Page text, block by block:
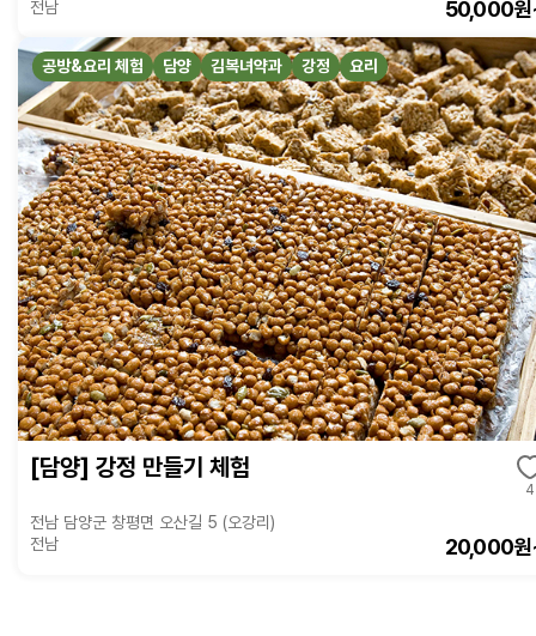
전남
50,000
공방&요리 체험 담양 김복녀약과 강정 요리
[담양] 강정 만들기 체험
4
전남 담양군 창평면 오산길 5 (오강리)
전남
20,000